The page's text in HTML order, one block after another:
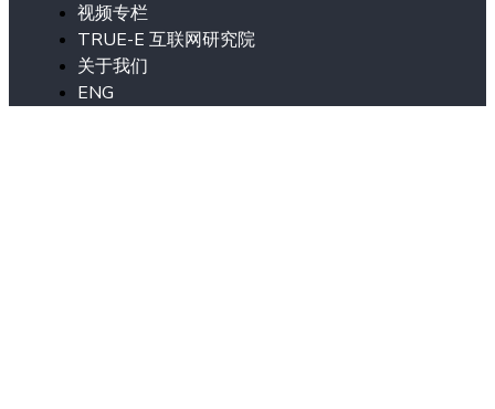
视频专栏
TRUE-E 互联网研究院
关于我们
ENG